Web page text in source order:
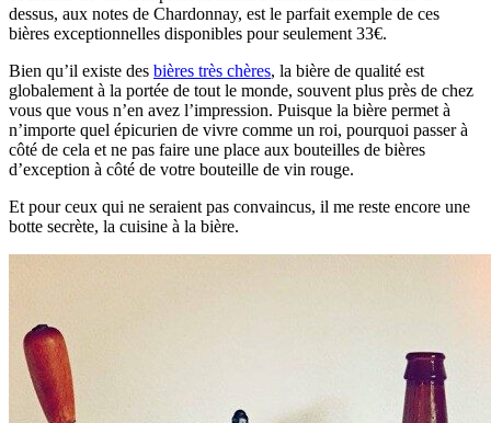
dessus, aux notes de Chardonnay, est le parfait exemple de ces
bières exceptionnelles disponibles pour seulement 33€.
Bien qu’il existe des bières très chères, la bière de qualité est
globalement à la portée de tout le monde, souvent plus près de chez
vous que vous n’en avez l’impression. Puisque la bière permet à
n’importe quel épicurien de vivre comme un roi, pourquoi passer à
côté de cela et ne pas faire une place aux bouteilles de bières
d’exception à côté de votre bouteille de vin rouge.
Et pour ceux qui ne seraient pas convaincus, il me reste encore une
botte secrète, la cuisine à la bière.